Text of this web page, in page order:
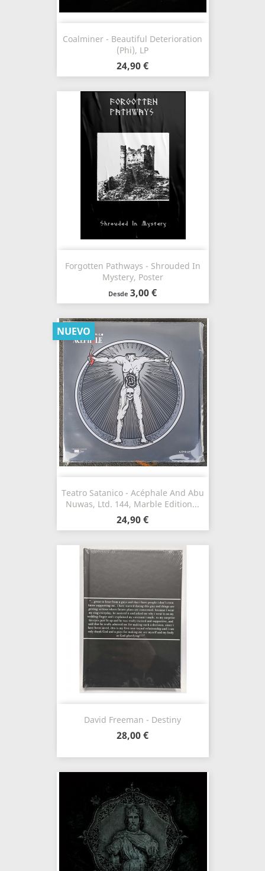
Coalminer - Beautiful Deterioration
(Phi), LP
24,90 €
Forgotten Pathways - Shrouded In
Mystery, Poster
Desde 3,00 €
Teatro Satanico - Acéphale And Abu
Nuwas, Ltd. 144, Marble Edition...
24,90 €
NUEVO
David Freeman - Destiny
28,00 €